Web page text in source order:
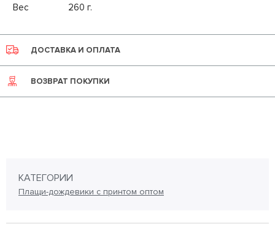
Вес
260 г.
ДОСТАВКА И ОПЛАТА
ВОЗВРАТ ПОКУПКИ
КАТЕГОРИИ
Плащи-дождевики с принтом оптом